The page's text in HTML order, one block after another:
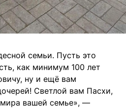
семьи. Пусть это
как минимум 100 лет
ну и ещё вам
Светлой вам Пасхи,
вашей семье», —